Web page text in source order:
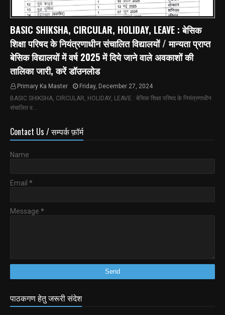
BASIC SHIKSHA, CIRCULAR, HOLIDAY, LEAVE : बेसिक
शिक्षा परिषद के नियंत्रणाधीन संचालित विद्यालयों / मान्यता प्राप्त
बेसिक विद्यालयों में वर्ष 2025 में दिये जाने वाले अवकाशों की
तालिका जारी, करें डॉउनलोड
Primary Ka Master
Friday, December 27, 2024
BASIC SHIKSHA, CIRCULAR, HOLIDAY, LEAVE : बेसिक शिक्षा परिषद के नियंत्रणाधीन
संचालित व…
Contact Us / सम्पर्क फ़ॉर्म
Name
Email *
Message *
पाठकगण हेतु जरूरी संदेश